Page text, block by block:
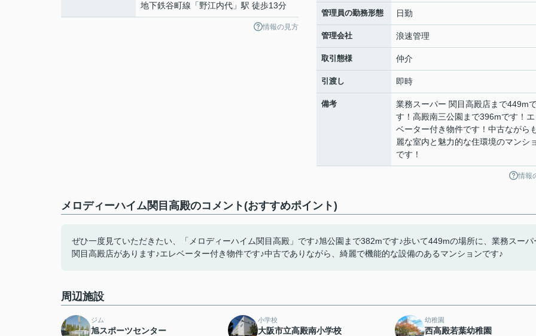
地下鉄谷町線 「野江内代 」駅 徒歩13分
情報の見方
管理員の勤務形態 日勤
管理会社 浪速管理
取引態様 仲介
引渡し 即時
備考
業務スーパー 関目高殿店まで449m
す！高殿南三公園まで396mです！
ベーター付き物件です！中古ながら
麗な室内と魅力的な住環境のマンシ
です！
情報
メロディーハイム関目高殿のコメント(おすすめポイント)
ぜひ一度見ていただきたい、「メロディーハイム関目高殿」です♪旭公園まで382mです♪歩いて449mの場所に、業務スーパ
関目高殿店があります♪エレベーター付き物件です♪中古でありながら、綺麗で機能的な設備のあるマンションです♪
周辺施設
ジム
旭スポーツセンター
小学校
大阪市立高殿南小学校
幼稚園
西高殿若葉幼稚園